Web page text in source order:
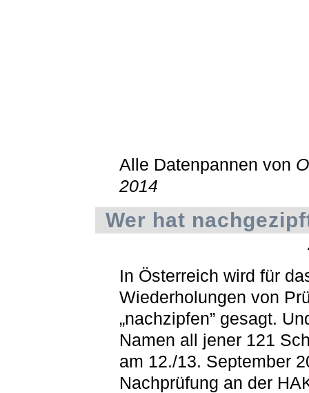
Alle Datenpannen von
2014
Wer hat
In Österreich wird für
Wiederholungen von
„nachzipfen” gesagt.
Namen all jener 121
am 12./13. September
Nachprüfung an der